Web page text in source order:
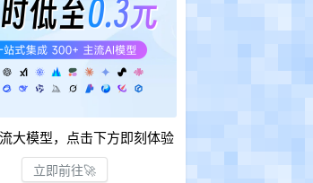
大模型，点击下方即刻体验
立即前往🚀